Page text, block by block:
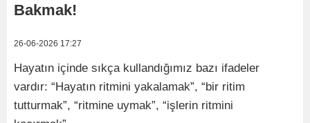
Bakmak!
26-06-2026 17:27
Hayatın içinde sıkça kullandığımız bazı ifadeler
vardır: “Hayatın ritmini yakalamak”, “bir ritim
tutturmak”, “ritmine uymak”, “işlerin ritmini